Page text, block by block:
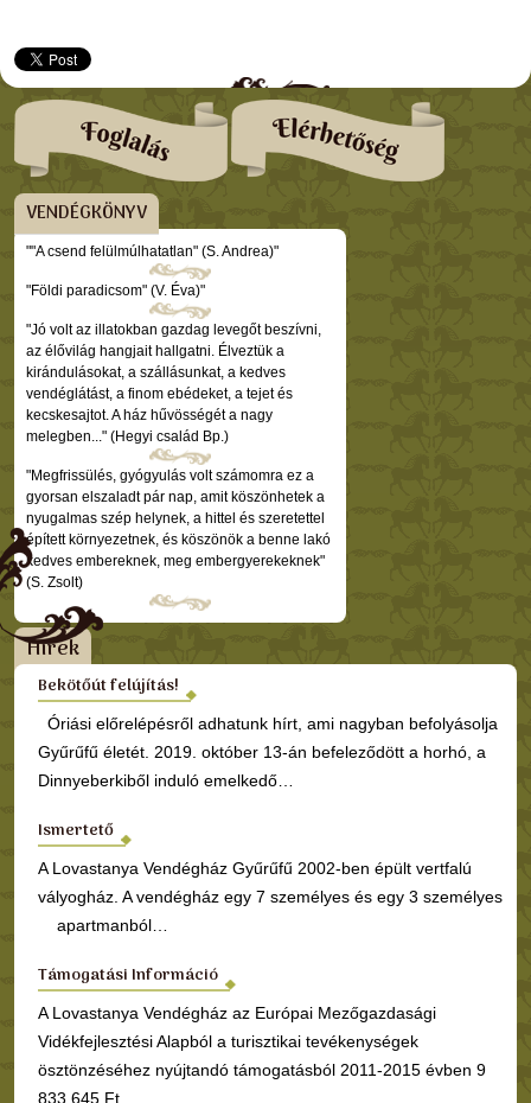
VENDÉGKÖNYV
""A csend felülmúlhatatlan" (S. Andrea)"
"Földi paradicsom" (V. Éva)"
"Jó volt az illatokban gazdag levegőt beszívni,
az élővilág hangjait hallgatni. Élveztük a
kirándulásokat, a szállásunkat, a kedves
vendéglátást, a finom ebédeket, a tejet és
kecskesajtot. A ház hűvösségét a nagy
melegben..." (Hegyi család Bp.)
"Megfrissülés, gyógyulás volt számomra ez a
gyorsan elszaladt pár nap, amit köszönhetek a
nyugalmas szép helynek, a hittel és szeretettel
épített környezetnek, és köszönök a benne lakó
kedves embereknek, meg embergyerekeknek"
(S. Zsolt)
Hírek
Bekötőút felújítás!
Óriási előrelépésről adhatunk hírt, ami nagyban befolyásolja
Gyűrűfű életét. 2019. október 13-án befeleződött a horhó, a
Dinnyeberkiből induló emelkedő…
Ismertető
A Lovastanya Vendégház Gyűrűfű 2002-ben épült vertfalú
vályogház. A vendégház egy 7 személyes és egy 3 személyes
apartmanból…
Támogatási Információ
A Lovastanya Vendégház az Európai Mezőgazdasági
Vidékfejlesztési Alapból a turisztikai tevékenységek
ösztönzéséhez nyújtandó támogatásból 2011-2015 évben 9
833 645 Ft…